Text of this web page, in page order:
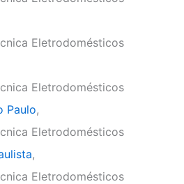
Eletrodomésticos
Eletrodomésticos
Paulo,
Eletrodomésticos
,
Eletrodomésticos